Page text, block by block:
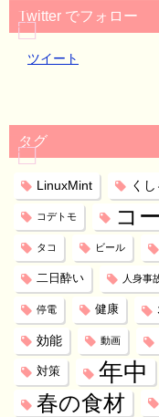
Twitter でフォロー
ツイート
タグ
LinuxMint く
コデトモ コ
タコ ビール
二日酔い 人身事
停電 健康
効能 動画
対策 年中
春の食材